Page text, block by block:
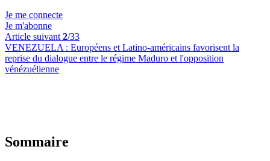
Je me connecte
Je m'abonne
Article suivant 2/33
VENEZUELA : Européens et Latino-américains favorisent la
reprise du dialogue entre le régime Maduro et l'opposition
vénézuélienne
Sommaire